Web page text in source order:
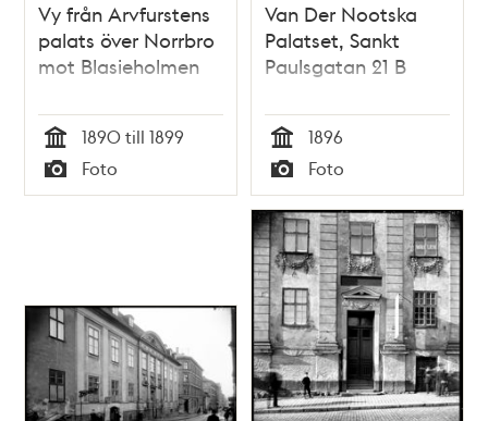
Vy från Arvfurstens
palats över Norrbro
mot Blasieholmen
Tid
1890 till 1899
Typ
Foto
Van Der Nootska
Palatset, Sankt
Paulsgatan 21 B
Tid
1896
Typ
Foto